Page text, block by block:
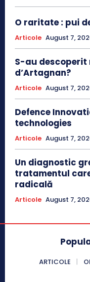
O raritate : pui
Articole August 7,
S-au
d’Artagnan?
Articole August 7,
Defence
technologies
Articole August 7,
Un diagnostic
tratamentul
radicală
Articole August 7,
ARTICOLE